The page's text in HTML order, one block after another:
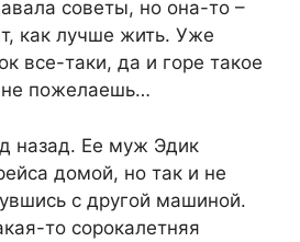
советы, но она-то –
как лучше жить. Уже
все-таки, да и горе такое
не пожелаешь…
назад. Ее муж Эдик
домой, но так и не
с другой машиной.
то сорокалетняя